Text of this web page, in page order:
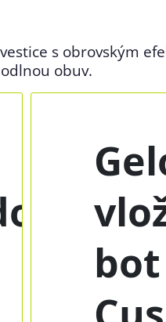
s obrovským
obuv.